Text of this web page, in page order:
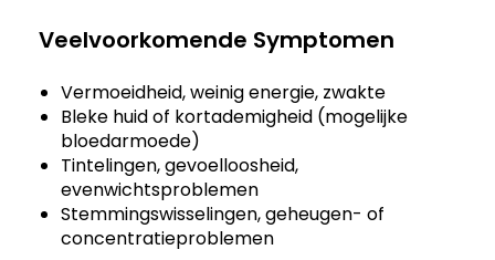
Veelvoorkomende Symptomen
Vermoeidheid, weinig energie, zwakte
Bleke huid of kortademigheid (mogelijke
bloedarmoede)
Tintelingen, gevoelloosheid,
evenwichtsproblemen
Stemmingswisselingen, geheugen- of
concentratieproblemen